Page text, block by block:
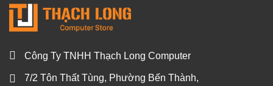
Công Ty TNHH Thạch Long Computer
7/2 Tôn Thất Tùng, Phường Bến Thành,